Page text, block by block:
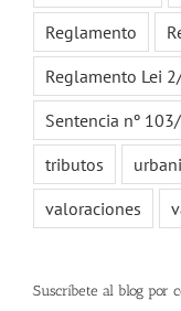
Reglamento
Reglamento Lei
Sentencia nº
tributos
valoraciones
Suscríbete al blog por